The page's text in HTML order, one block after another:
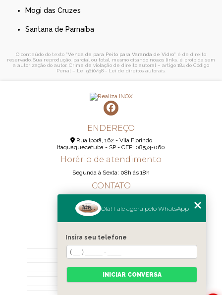
Mogi das Cruzes
Santana de Parnaíba
O conteúdo do texto "Venda de para Peito para Varanda de Vidro" é de direito
reservado. Sua reprodução, parcial ou total, mesmo citando nossos links, é proibida sem
a autorização do autor. Crime de violação de direito autoral – artigo 184 do Código
Penal – Lei 9610/98 - Lei de direitos autorais
ENDEREÇO
Rua Iporã, 162 - Vila Florindo
Itaquaquecetuba - SP - CEP: 08574-060
Horário de atendimento
Segunda á Sexta: 08h ás 18h
CONTATO
(11) 98189-1344
MENU
HOME
QUEM SOMOS
CONTATO
Olá! Fale agora pelo WhatsApp
Insira seu telefone
INICIAR CONVERSA